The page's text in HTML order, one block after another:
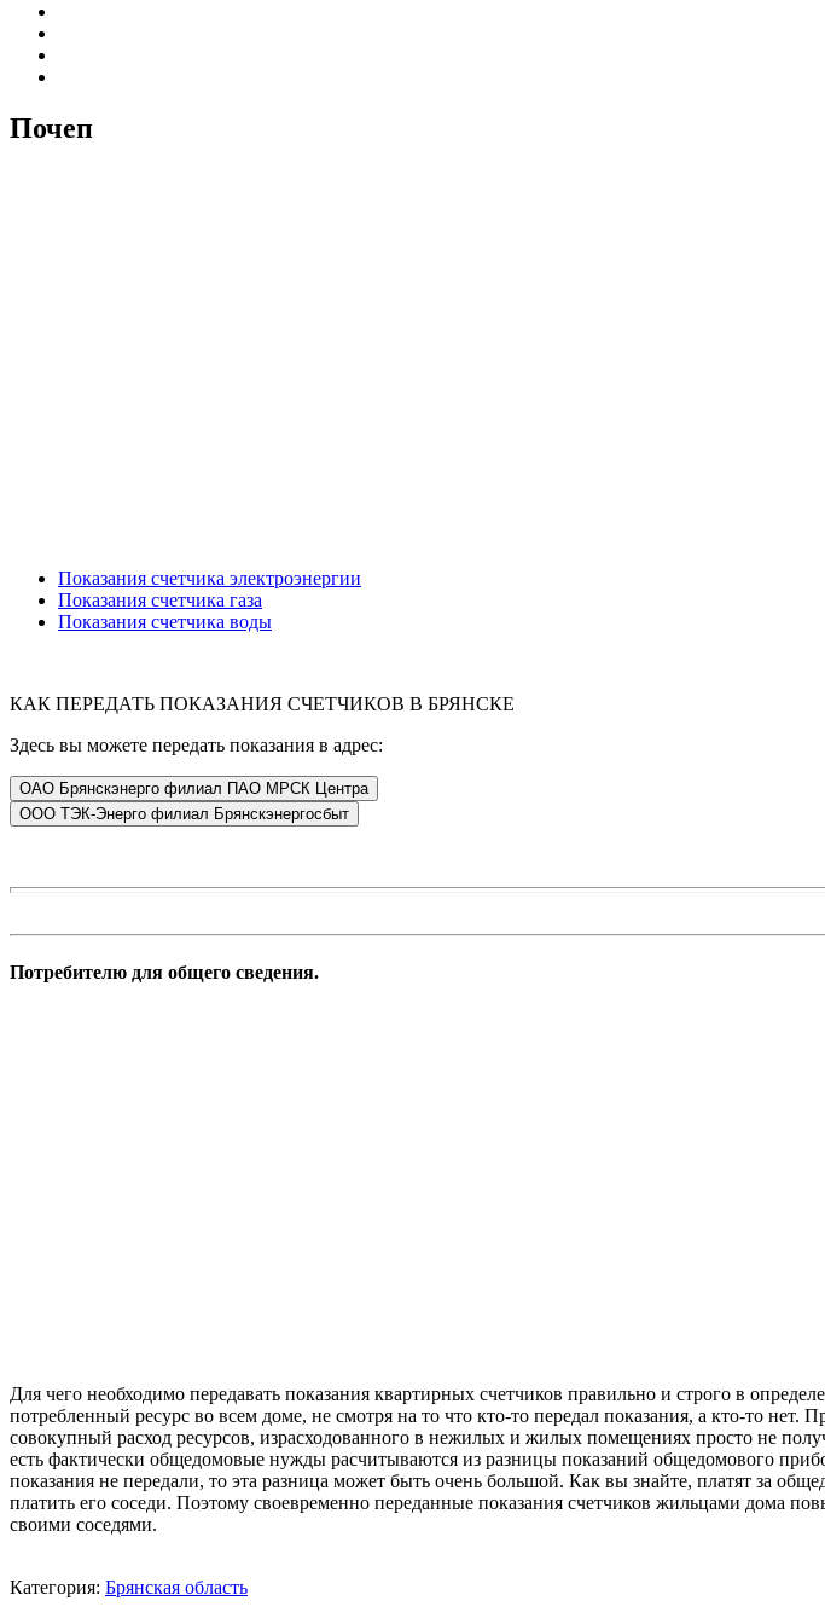
Почеп
Показания счетчика электроэнергии
Показания счетчика газа
Показания счетчика воды
КАК ПЕРЕДАТЬ ПОКАЗАНИЯ СЧЕТЧИКОВ В БРЯНСКЕ
Здесь вы можете передать показания в адрес:
Потребителю для общего сведения.
Для чего необходимо передавать показания квартирных счетчиков правильно и строго в
потребленный ресурс во всем доме, не смотря на то что кто-то передал показания, а кто-то нет.
совокупный расход ресурсов, израсходованного в нежилых и жилых помещениях просто не
есть фактически общедомовые нужды расчитываются из разницы показаний общедомового
показания не передали, то эта разница может быть очень большой. Как вы знайте, платят за
платить его соседи. Поэтому своевременно переданные показания счетчиков жильцами дома
своими соседями.
Категория: Брянская область